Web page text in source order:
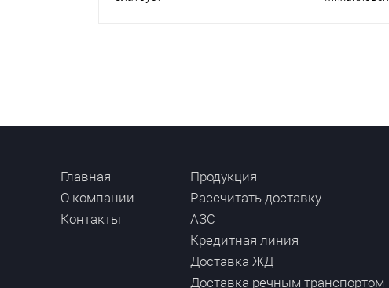
Главная
О компании
Контакты
Продукция
Рассчитать доставку
АЗС
Кредитная линия
Доставка ЖД
Доставка речным транспортом